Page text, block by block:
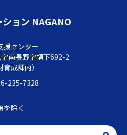
ョン NAGANO
援センター
南長野字幅下692-2
成課内）
235-7328
を除く